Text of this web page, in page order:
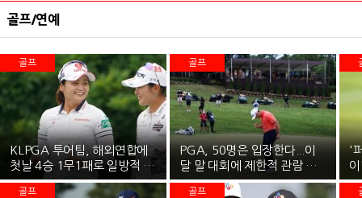
골프/연예
골프
KLPGA 투어팀, 해외연합에
첫날 4승 1무1패로 일방적 승
리
골프
골프
PGA, 50명은 입장한다...이
달 말 대회에 제한적 관람 허
용
골프
'